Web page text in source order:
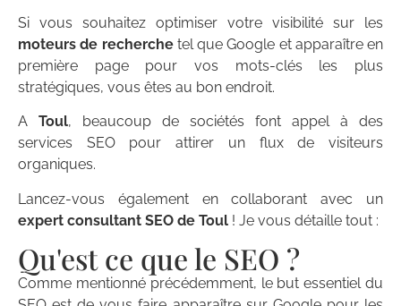
Si vous souhaitez optimiser votre visibilité sur les
moteurs de recherchetel que Google et apparaître en
première page pour vos mots-clés les plus
stratégiques, vous êtes au bon endroit.
A Toul, beaucoup de sociétés font appel à des
services SEO pour attirer un flux de visiteurs
organiques.
Lancez-vous également en collaborant avec un
expert consultant SEO de Toul ! Je vous détaille tout :
Qu'est ce que le SEO ?
Comme mentionné précédemment, le but essentiel du